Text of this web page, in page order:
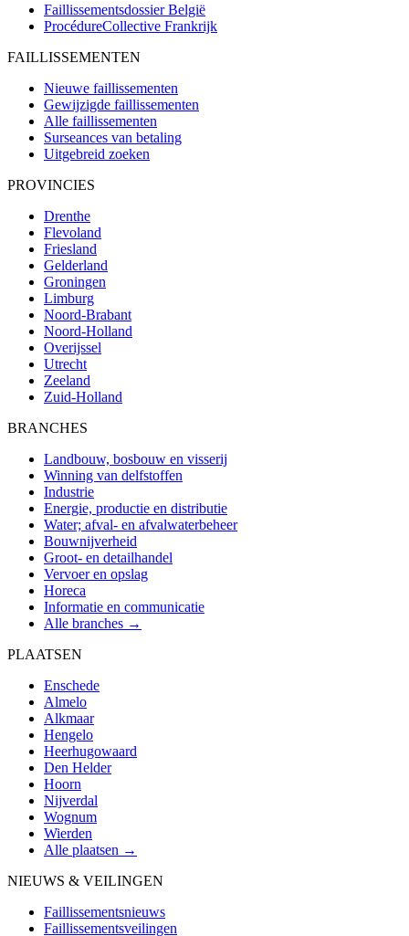
Faillissementsdossier België
ProcédureCollective Frankrijk
FAILLISSEMENTEN
Nieuwe faillissementen
Gewijzigde faillissementen
Alle faillissementen
Surseances van betaling
Uitgebreid zoeken
PROVINCIES
Drenthe
Flevoland
Friesland
Gelderland
Groningen
Limburg
Noord-Brabant
Noord-Holland
Overijssel
Utrecht
Zeeland
Zuid-Holland
BRANCHES
Landbouw, bosbouw en visserij
Winning van delfstoffen
Industrie
Energie, productie en distributie
Water; afval- en afvalwaterbeheer
Bouwnijverheid
Groot- en detailhandel
Vervoer en opslag
Horeca
Informatie en communicatie
Alle branches →
PLAATSEN
Enschede
Almelo
Alkmaar
Hengelo
Heerhugowaard
Den Helder
Hoorn
Nijverdal
Wognum
Wierden
Alle plaatsen →
NIEUWS & VEILINGEN
Faillissementsnieuws
Faillissementsveilingen